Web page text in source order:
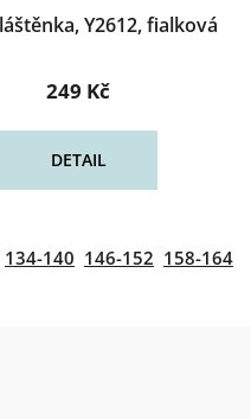
Y2612, fialková
249 Kč
DETAIL
134-140 146-152 158-164